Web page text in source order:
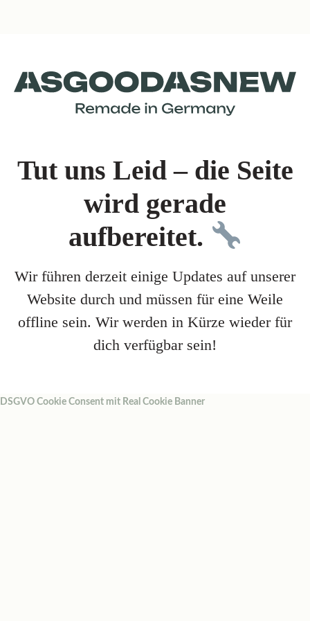
Tut uns Leid – die Seite
wird gerade
aufbereitet.
Wir führen derzeit einige Updates auf unserer
Website durch und müssen für eine Weile
offline sein. Wir werden in Kürze wieder für
dich verfügbar sein!
DSGVO Cookie Consent mit Real Cookie Banner